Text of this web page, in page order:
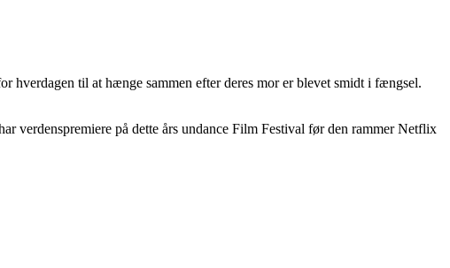
hverdagen til at hænge sammen efter deres mor er blevet smidt i fængsel.
på dette års undance Film Festival før den rammer Netflix